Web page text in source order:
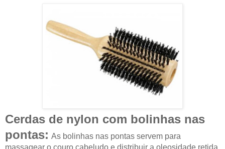
Cerdas de nylon com bolinhas nas
pontas: As bolinhas nas pontas servem para